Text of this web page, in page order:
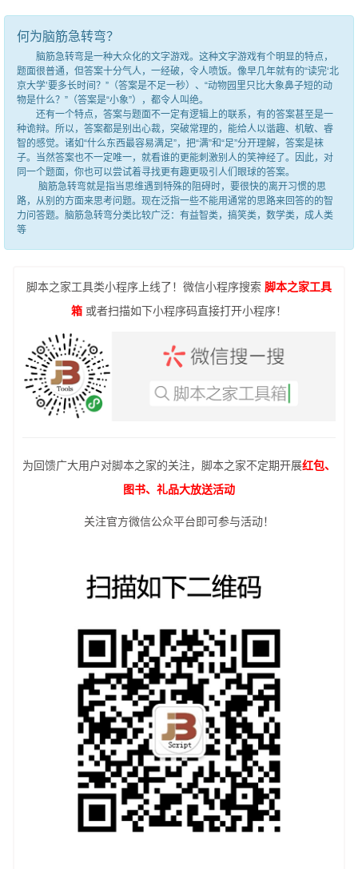
何为脑筋急转弯？
脑筋急转弯是一种大众化的文字游戏。这种文字游戏有个明显的特点，
题面很普通，但答案十分气人，一经破，令人喷饭。像早几年就有的“读完‘北
京大学’要多长时间？”（答案是不足一秒）、“动物园里只比大象鼻子短的动
物是什么？”（答案是“小象”），都令人叫绝。
还有一个特点，答案与题面不一定有逻辑上的联系，有的答案甚至是一
种诡辩。所以，答案都是别出心裁，突破常理的，能给人以谐趣、机敏、睿
智的感觉。诸如“什么东西最容易满足”，把“满”和“足”分开理解，答案是袜
子。当然答案也不一定唯一，就看谁的更能刺激别人的笑神经了。因此，对
同一个题面，你也可以尝试着寻找更有趣更吸引人们眼球的答案。
脑筋急转弯就是指当思维遇到特殊的阻碍时，要很快的离开习惯的思
路，从别的方面来思考问题。现在泛指一些不能用通常的思路来回答的的智
力问答题。脑筋急转弯分类比较广泛：有益智类，搞笑类，数学类，成人类
等
脚本之家工具类小程序上线了！微信小程序搜索 脚本之家工具
箱 或者扫描如下小程序码直接打开小程序！
为回馈广大用户对脚本之家的关注，脚本之家不定期开展红包、
图书、礼品大放送活动
关注官方微信公众平台即可参与活动！